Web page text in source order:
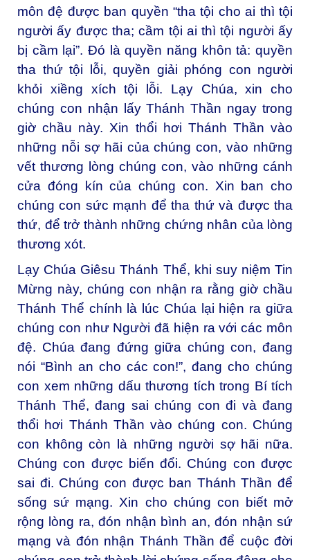
môn đệ được ban quyền “tha tội cho ai thì tội
người ấy được tha; cầm tội ai thì tội người ấy
bị cầm lại”. Đó là quyền năng khôn tả: quyền
tha thứ tội lỗi, quyền giải phóng con người
khỏi xiềng xích tội lỗi. Lạy Chúa, xin cho
chúng con nhận lấy Thánh Thần ngay trong
giờ chầu này. Xin thổi hơi Thánh Thần vào
những nỗi sợ hãi của chúng con, vào những
vết thương lòng chúng con, vào những cánh
cửa đóng kín của chúng con. Xin ban cho
chúng con sức mạnh để tha thứ và được tha
thứ, để trở thành những chứng nhân của lòng
thương xót.
Lạy Chúa Giêsu Thánh Thể, khi suy niệm Tin
Mừng này, chúng con nhận ra rằng giờ chầu
Thánh Thể chính là lúc Chúa lại hiện ra giữa
chúng con như Người đã hiện ra với các môn
đệ. Chúa đang đứng giữa chúng con, đang
nói “Bình an cho các con!”, đang cho chúng
con xem những dấu thương tích trong Bí tích
Thánh Thể, đang sai chúng con đi và đang
thổi hơi Thánh Thần vào chúng con. Chúng
con không còn là những người sợ hãi nữa.
Chúng con được biến đổi. Chúng con được
sai đi. Chúng con được ban Thánh Thần để
sống sứ mạng. Xin cho chúng con biết mở
rộng lòng ra, đón nhận bình an, đón nhận sứ
mạng và đón nhận Thánh Thần để cuộc đời